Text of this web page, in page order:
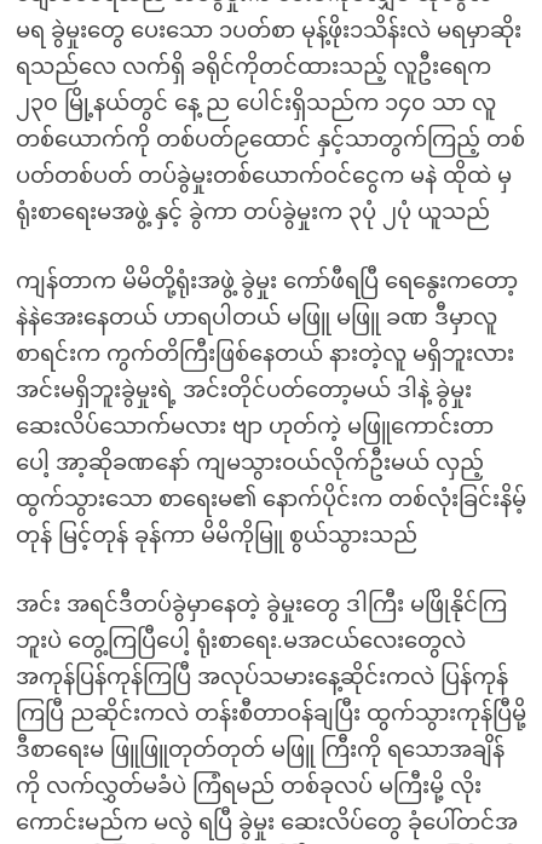
မရ ခွဲမှုးတွေ ပေးသော ၁ပတ်စာ မုန့်ဖိုး၁သိန်းလဲ မရမှာဆိုး
ရသည်လေ လက်ရှိ ခရိုင်ကိုတင်ထားသည့် လူဦးရေက
၂၃၀ မြို့နယ်တွင် နေ့ ည ပေါင်းရှိသည်က ၁၄၀ သာ လူ
တစ်ယောက်ကို တစ်ပတ်၉ထောင် နှင့်သာတွက်ကြည့် တစ်
ပတ်တစ်ပတ် တပ်ခွဲမှုးတစ်ယောက်ဝင်ငွေက မနဲ ထိုထဲ မှ
ရုံးစာရေးမအဖွဲ့ နှင့် ခွဲကာ တပ်ခွဲမှုးက ၃ပုံ ၂ပုံ ယူသည်
ကျန်တာက မိမိတို့ရုံးအဖွဲ့ ခွဲမှုး ကော်ဖီရပြီ ရေနွေးကတော့
နဲနဲအေးနေတယ် ဟာရပါတယ် မဖြူ မဖြူ ခဏ ဒီမှာလူ
စာရင်းက ကွက်တိကြီးဖြစ်နေတယ် နားတဲ့လူ မရှိဘူးလား
အင်းမရှိဘူးခွဲမှုးရဲ့ အင်းတိုင်ပတ်တော့မယ် ဒါနဲ့ ခွဲမှုး
ဆေးလိပ်သောက်မလား ဗျာ ဟုတ်ကဲ့ မဖြူကောင်းတာ
ပေါ့ အာ့ဆိုခဏနော် ကျမသွားဝယ်လိုက်ဦးမယ် လှည့်
ထွက်သွားသော စာရေးမ၏ နောက်ပိုင်းက တစ်လုံးခြင်းနိမ့်
တုန် မြင့်တုန် ခုန်ကာ မိမိကိုမြူ စွယ်သွားသည်
အင်း အရင်ဒီတပ်ခွဲမှာနေတဲ့ ခွဲမှုးတွေ ဒါကြီး မဖြိုနိုင်ကြ
ဘူးပဲ တွေ့ကြပြီပေါ့ ရုံးစာရေး.မအငယ်လေးတွေလဲ
အကုန်ပြန်ကုန်ကြပြီ အလုပ်သမားနေ့ဆိုင်းကလဲ ပြန်ကုန်
ကြပြီ ညဆိုင်းကလဲ တန်းစီတာဝန်ချပြီး ထွက်သွားကုန်ပြီမို့
ဒီစာရေးမ ဖြူဖြူတုတ်တုတ် မဖြူ ကြီးကို ရသောအချိန်
ကို လက်လွှတ်မခံပဲ ကြံရမည် တစ်ခုလပ် မကြီးမို့ လိုး
ကောင်းမည်က မလွဲ ရပြီ ခွဲမှုး ဆေးလိပ်တွေ ခုံပေါ်တင်အ